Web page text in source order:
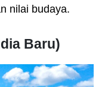
nilai budaya.
Baru)